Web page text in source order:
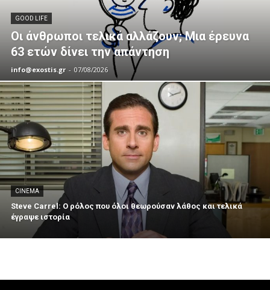
GOOD LIFE
Οι άνθρωποι τελικά αλλάζουν; Μια έρευνα
63 ετών δίνει την απάντηση
info@exostis.gr - 07/08/2026
CINEMA
Steve Carrel: Ο ρόλος που όλοι θεωρούσαν λάθος και τελικά
έγραψε ιστορία